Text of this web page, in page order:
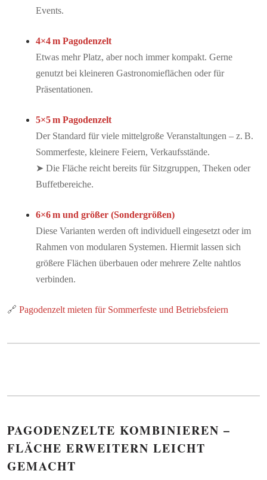
Events.
4×4 m Pagodenzelt
Etwas mehr Platz, aber noch immer kompakt. Gerne
genutzt bei kleineren Gastronomieflächen oder für
Präsentationen.
5×5 m Pagodenzelt
Der Standard für viele mittelgroße Veranstaltungen – z. B.
Sommerfeste, kleinere Feiern, Verkaufsstände.
➤ Die Fläche reicht bereits für Sitzgruppen, Theken oder
Buffetbereiche.
6×6 m und größer (Sondergrößen)
Diese Varianten werden oft individuell eingesetzt oder im
Rahmen von modularen Systemen. Hiermit lassen sich
größere Flächen überbauen oder mehrere Zelte nahtlos
verbinden.
🔗 Pagodenzelt mieten für Sommerfeste und Betriebsfeiern
PAGODENZELTE KOMBINIEREN –
FLÄCHE ERWEITERN LEICHT
GEMACHT